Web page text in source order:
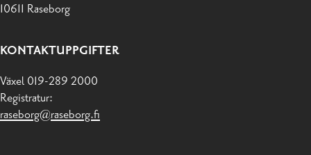
10611 Raseborg
KONTAKTUPPGIFTER
Växel 019-289 2000
Registratur:
raseborg@raseborg.fi